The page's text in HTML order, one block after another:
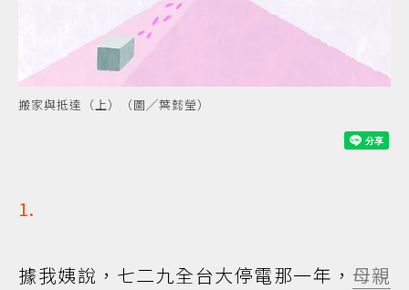
搬家與抵達（上）（圖╱葉懿瑩）
1.
據我姨說，七二九全台大停電那一年， 母親